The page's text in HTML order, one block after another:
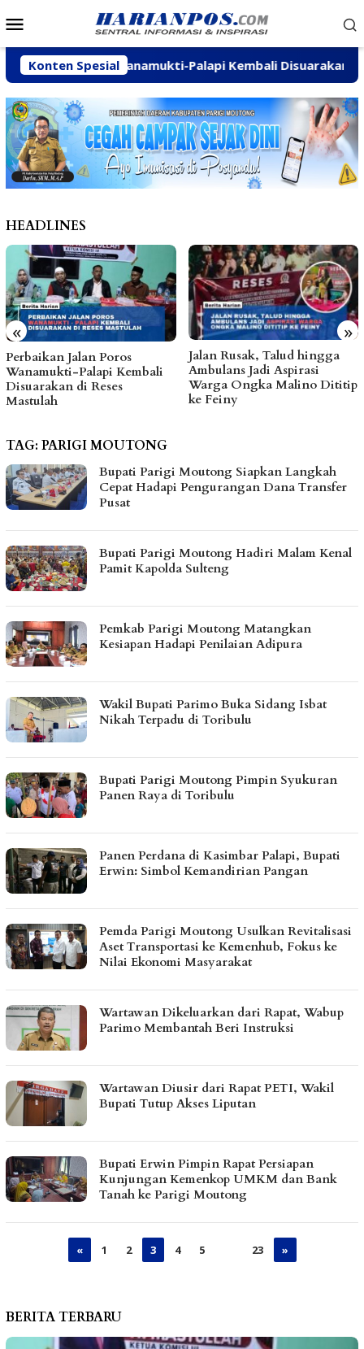
ke
Mobile
Konten Spesial
Poros Wanamukti-Palapi Kembali Disuarakan di
HEADLINES
« »
Jalan Rusak, Talud hingga
Ambulans Jadi Aspirasi
Warga Ongka Malino Dititip
ke Feiny
Dinas ESDM Tegaskan
Sanksi CV BBN Belum
Dicabut, Masih
Bakal Ditindak Tegas
TAG: PARIGI MOUTONG
Bupati Parigi Moutong Siapkan Langkah
Cepat Hadapi Pengurangan Dana Transfer
Pusat
Bupati Parigi Moutong Hadiri Malam Kenal
Pamit Kapolda Sulteng
Pemkab Parigi Moutong Matangkan
Kesiapan Hadapi Penilaian Adipura
Wakil Bupati Parimo Buka Sidang Isbat
Nikah Terpadu di Toribulu
Bupati Parigi Moutong Pimpin Syukuran
Panen Raya di Toribulu
Panen Perdana di Kasimbar Palapi, Bupati
Erwin: Simbol Kemandirian Pangan
Pemda Parigi Moutong Usulkan Revitalisasi
Aset Transportasi ke Kemenhub, Fokus ke
Nilai Ekonomi Masyarakat
Wartawan Dikeluarkan dari Rapat, Wabup
Parimo Membantah Beri Instruksi
Wartawan Diusir dari Rapat PETI, Wakil
Bupati Tutup Akses Liputan
Bupati Erwin Pimpin Rapat Persiapan
Kunjungan Kemenkop UMKM dan Bank
Tanah ke Parigi Moutong
« 1 2 3 4 5 23 »
BERITA TERBARU